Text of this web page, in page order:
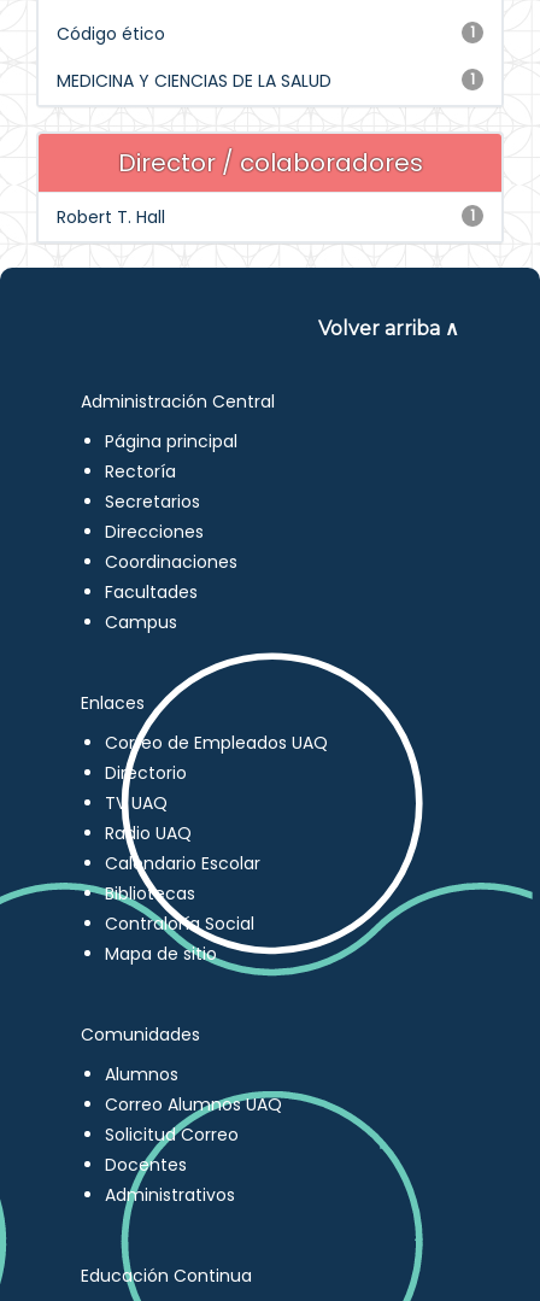
1
Código ético
1
MEDICINA Y CIENCIAS DE LA SALUD
Director / colaboradores
1
Robert T. Hall
Volver arriba ∧
Administración Central
Página principal
Rectoría
Secretarios
Direcciones
Coordinaciones
Facultades
Campus
Enlaces
Correo de Empleados UAQ
Directorio
TV UAQ
Radio UAQ
Calendario Escolar
Bibliotecas
Contraloría Social
Mapa de sitio
Comunidades
Alumnos
Correo Alumnos UAQ
Solicitud Correo
Docentes
Administrativos
Educación Continua